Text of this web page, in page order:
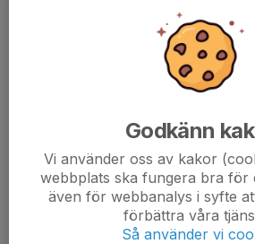
Detta mot självkostnadspris då det
försösongströning denna säsong.
möjlighet för de av Er som vill träna
Priset beror på antalet deltagare
Svara JA = Intresserad.
Svara NEJ = Inte intresserad.
Godkänn
Vi använder oss av kakor
webbplats ska fungera bra för
även för webbanalys i syfte
förbättra våra
Så använder vi